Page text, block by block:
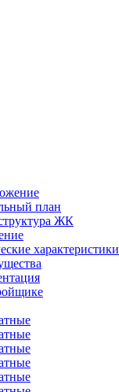
план
ЖК
характеристики